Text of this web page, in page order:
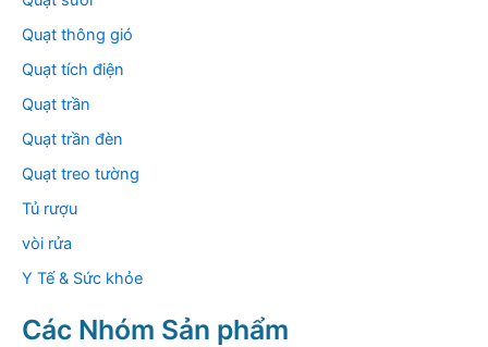
Quạt thông gió
Quạt tích điện
Quạt trần
Quạt trần đèn
Quạt treo tường
Tủ rượu
vòi rửa
Y Tế & Sức khỏe
Các Nhóm Sản phẩm